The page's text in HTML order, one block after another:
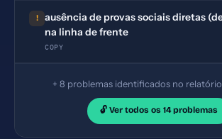
!
ausência de provas sociais diretas
na linha de frente
COPY
+ 8 problemas identificados no
🔓 Ver todos os 14 problemas